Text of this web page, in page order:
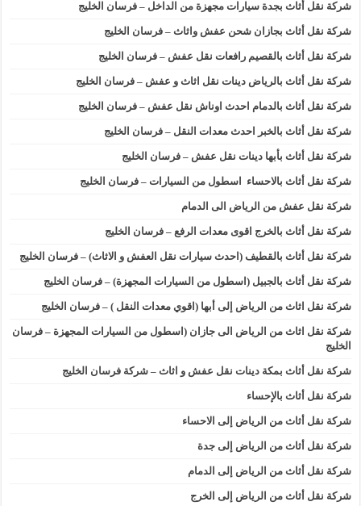
شركة نقل أثاث بجدة سيارات مجهزة من الداخل – فرسان الخليج
شركة نقل أثاث بجازان شحن عفش واثاث – فرسان الخليج
شركة نقل أثاث بالقصيم رافعات نقل عفش – فرسان الخليج
شركة نقل أثاث بالرياض دينات نقل اثاث و عفش – فرسان الخليج
شركة نقل أثاث بالدمام احدث اوناش نقل عفش – فرسان الخليج
شركة نقل أثاث بالخبر احدث معدات النقل – فرسان الخليج
شركة نقل أثاث بأبها دينات نقل عفش – فرسان الخليج
شركة نقل أثاث بالاحساء اسطول من السيارات – فرسان الخليج
شركة نقل عفش من الرياض الى الدمام
شركة نقل أثاث بالخرج اقوى معدات الرفع – فرسان الخليج
شركة نقل أثاث بالقطيف (احدث سيارات نقل العفش و الاثاث) – فرسان الخليج
شركة نقل أثاث بالجبيل (اسطول من السيارات المجهزة) – فرسان الخليج
شركة نقل اثاث من الرياض إلى أبها (اقوي معدات النقل ) – فرسان الخليج
شركة نقل اثاث من الرياض الى جازان (اسطول من السيارات المجهزة – فرسان
الخليج
شركة نقل أثاث بمكة دينات نقل عفش و اثاث – شركة فرسان الخليج
شركة نقل أثاث بالإحساء
شركة نقل أثاث من الرياض إلى الاحساء
شركة نقل أثاث من الرياض إلى جدة
شركة نقل أثاث من الرياض إلى الدمام
شركة نقل أثاث من الرياض إلى الخرج